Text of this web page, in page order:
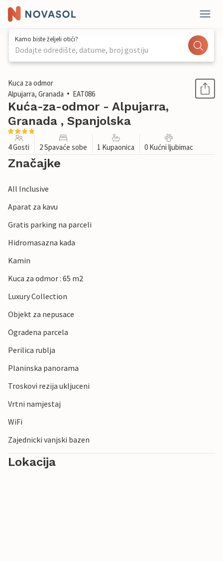
Kamo biste željeli otići?
Dodajte odredište, datume, broj gostiju
1 / 24
Kuca za odmor
Alpujarra, Granada
EAT086
Kuća-za-odmor - Alpujarra,
Granada , Spanjolska
4 Gosti 2 Spavaće sobe 1 Kupaonica 0 Kućni ljubimac
Značajke
All Inclusive
Aparat za kavu
Gratis parking na parceli
Hidromasazna kada
Kamin
Kuca za odmor : 65 m2
Luxury Collection
Objekt za nepusace
Ogradena parcela
Perilica rublja
Planinska panorama
Troskovi rezija ukljuceni
Vrtni namjestaj
WiFi
Zajednicki vanjski bazen
Lokacija